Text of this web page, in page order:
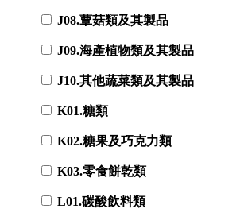
J08.蕈菇類及其製品
J09.海產植物類及其製品
J10.其他蔬菜類及其製品
K01.糖類
K02.糖果及巧克力類
K03.零食餅乾類
L01.碳酸飲料類